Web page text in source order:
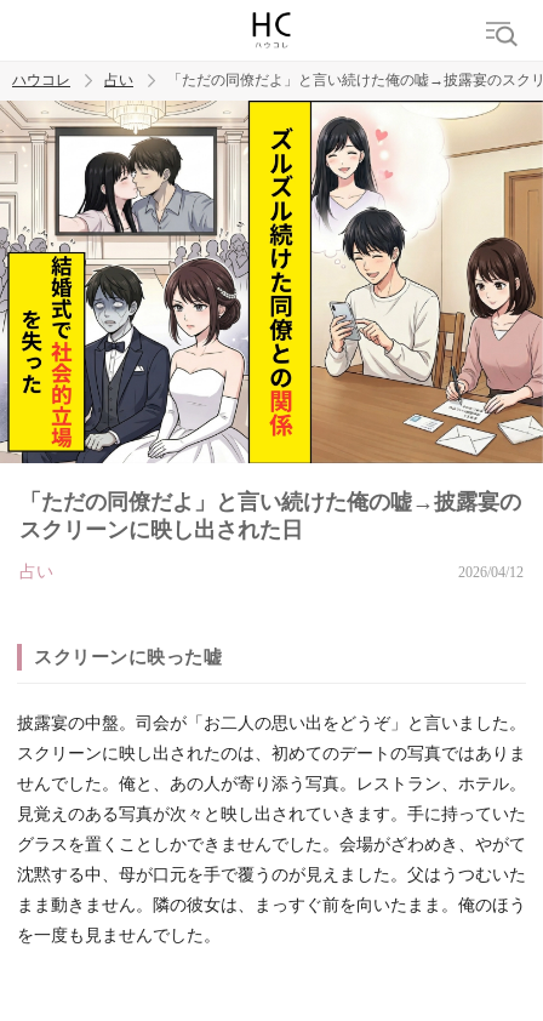
トレンド ワード
ハウコレ 占い 「ただの同僚だよ」と言い続けた俺の嘘→披露宴のスク
「ただの同僚だよ」と言い続けた俺の嘘→披露宴の
スクリーンに映し出された日
占い 2026/04/12
スクリーンに映った嘘
披露宴の中盤。司会が「お二人の思い出をどうぞ」と言いました。
スクリーンに映し出されたのは、初めてのデートの写真ではありま
せんでした。俺と、あの人が寄り添う写真。レストラン、ホテル。
見覚えのある写真が次々と映し出されていきます。手に持っていた
グラスを置くことしかできませんでした。会場がざわめき、やがて
沈黙する中、母が口元を手で覆うのが見えました。父はうつむいた
まま動きません。隣の彼女は、まっすぐ前を向いたまま。俺のほう
を一度も見ませんでした。